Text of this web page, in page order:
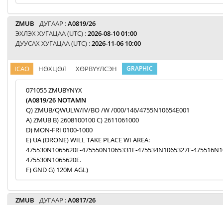
ZMUB ДУГААР :A0819/26
ЭХЛЭХ ХУГАЦАА (UTC) :2026-08-10 01:00
ДУУСАХ ХУГАЦАА (UTC) :2026-11-06 10:00
ICAO НӨХЦӨЛ ХӨРВҮҮЛСЭН GRAPHIC
071055 ZMUBYNYX
(A0819/26 NOTAMN
Q) ZMUB/QWULW/IV/BO /W /000/146/4755N10654E001
A) ZMUB B) 2608100100 C) 2611061000
D) MON-FRI 0100-1000
E) UA (DRONE) WILL TAKE PLACE WI AREA:
475530N1065620E-475550N1065331E-475534N1065327E-
475530N1065620E.
F) GND G) 120M AGL)
ZMUB ДУГААР :A0817/26